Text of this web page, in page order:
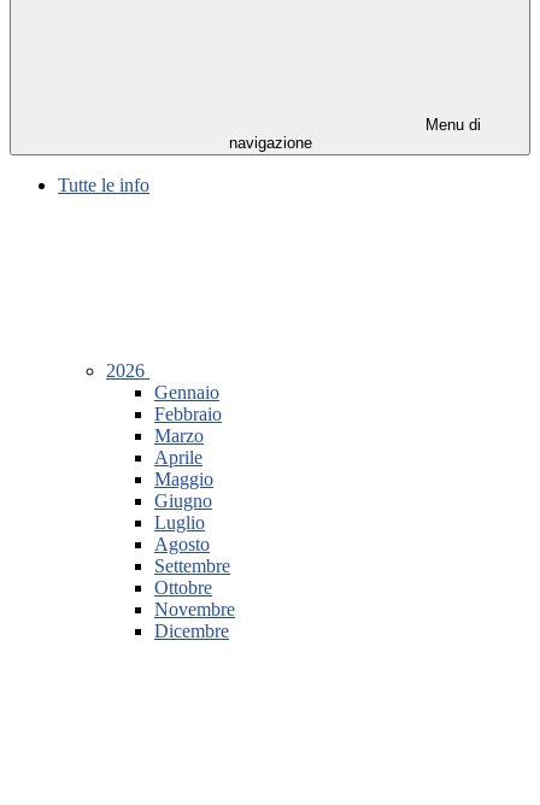
Menu di
navigazione
Tutte le info
2026
Gennaio
Febbraio
Marzo
Aprile
Maggio
Giugno
Luglio
Agosto
Settembre
Ottobre
Novembre
Dicembre